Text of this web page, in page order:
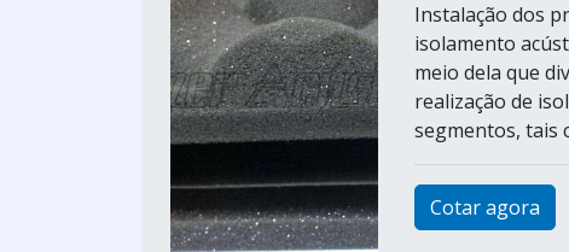
Instalação dos
isolamento
meio dela que
realização de
segmentos, tais
Cotar agora